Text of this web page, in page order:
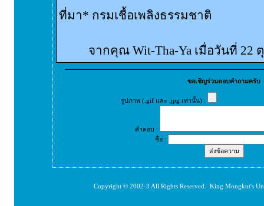
ที่มา* กรมเชื้อเพลิงธรรมชาติ
จากคุณ Wit-Tha-Ya เมื่อวันที่ 22
ขอเชิญร่วมตอบคำถามครับ
รูปภาพ (.gif และ .jpg เท่านั้น) :
คำตอบ :
ชื่อ :
Copyright © 2002-3 All Rights Reserved. King Mongkut's